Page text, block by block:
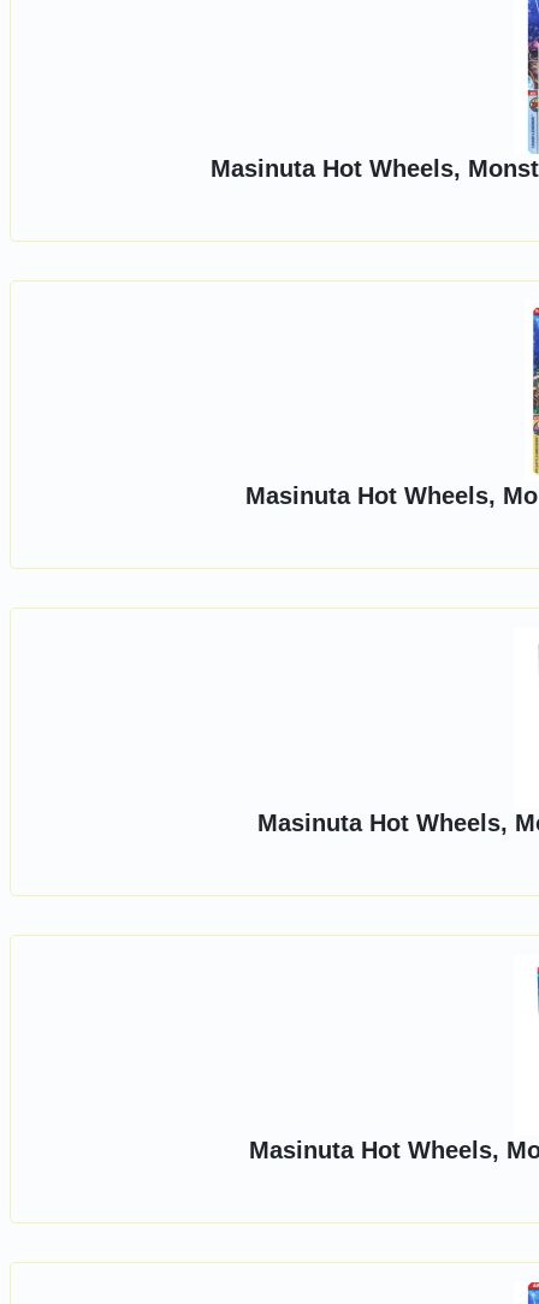
Masinuta Hot Wheels,
Masinuta Hot Wheels,
Masinuta Hot Wheels,
Masinuta Hot Wheels,